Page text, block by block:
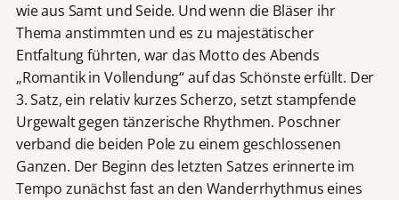
wie aus Samt und Seide. Und wenn die Bläser ihr
Thema anstimmten und es zu majestätischer
Entfaltung führten, war das Motto des Abends
„Romantik in Vollendung“ auf das Schönste erfüllt. Der
3. Satz, ein relativ kurzes Scherzo, setzt stampfende
Urgewalt gegen tänzerische Rhythmen. Poschner
verband die beiden Pole zu einem geschlossenen
Ganzen. Der Beginn des letzten Satzes erinnerte im
Tempo zunächst fast an den Wanderrhythmus eines